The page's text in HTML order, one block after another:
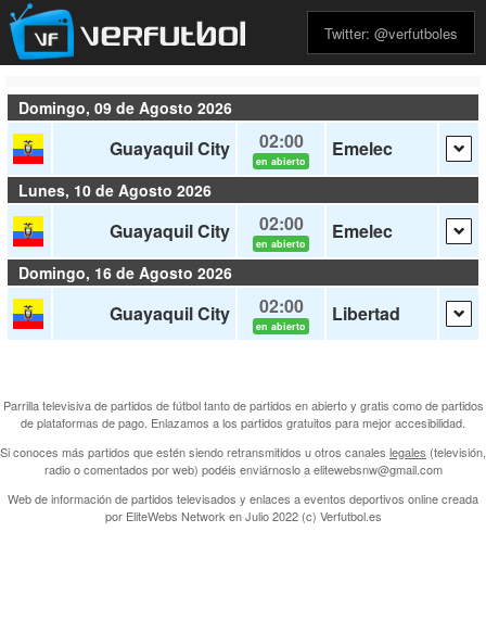
Twitter: @verfutboles
Domingo, 09 de Agosto 2026
Guayaquil City 02:00
en abierto
Emelec
Lunes, 10 de Agosto 2026
Guayaquil City 02:00
en abierto
Emelec
Domingo, 16 de Agosto 2026
Guayaquil City 02:00
en abierto
Libertad
Parrilla televisiva de partidos de fútbol tanto de partidos en abierto y gratis como de partidos
de plataformas de pago. Enlazamos a los partidos gratuitos para mejor accesibilidad.
Si conoces más partidos que estén siendo retransmitidos u otros canales legales (televisión,
radio o comentados por web) podéis enviárnoslo a elitewebsnw@gmail.com
Web de información de partidos televisados y enlaces a eventos deportivos online creada
por EliteWebs Network en Julio 2022 (c) Verfutbol.es